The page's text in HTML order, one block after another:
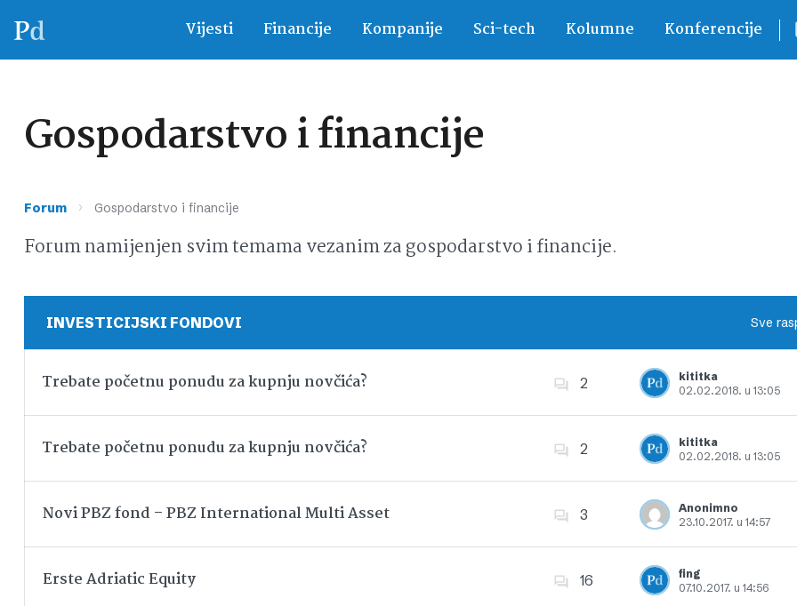
Vijesti Financije Kompanije Sci-tech Kolumne Konferencije
Gospodarstvo i financije
Forum › Gospodarstvo i financije
Forum namijenjen svim temama vezanim za gospodarstvo i financije.
INVESTICIJSKI FONDOVI Sve
Trebate početnu ponudu za kupnju novčića? 2
kititka
02.02.2018. u 13:05
Dodajte u favorite
Trebate početnu ponudu za kupnju novčića? 2
kititka
02.02.2018. u 13:05
Dodajte u favorite
Novi PBZ fond – PBZ International Multi Asset 3
Anonimno
23.10.2017. u 14:57
Dodajte u favorite
Erste Adriatic Equity 16
fing
07.10.2017. u 14:56